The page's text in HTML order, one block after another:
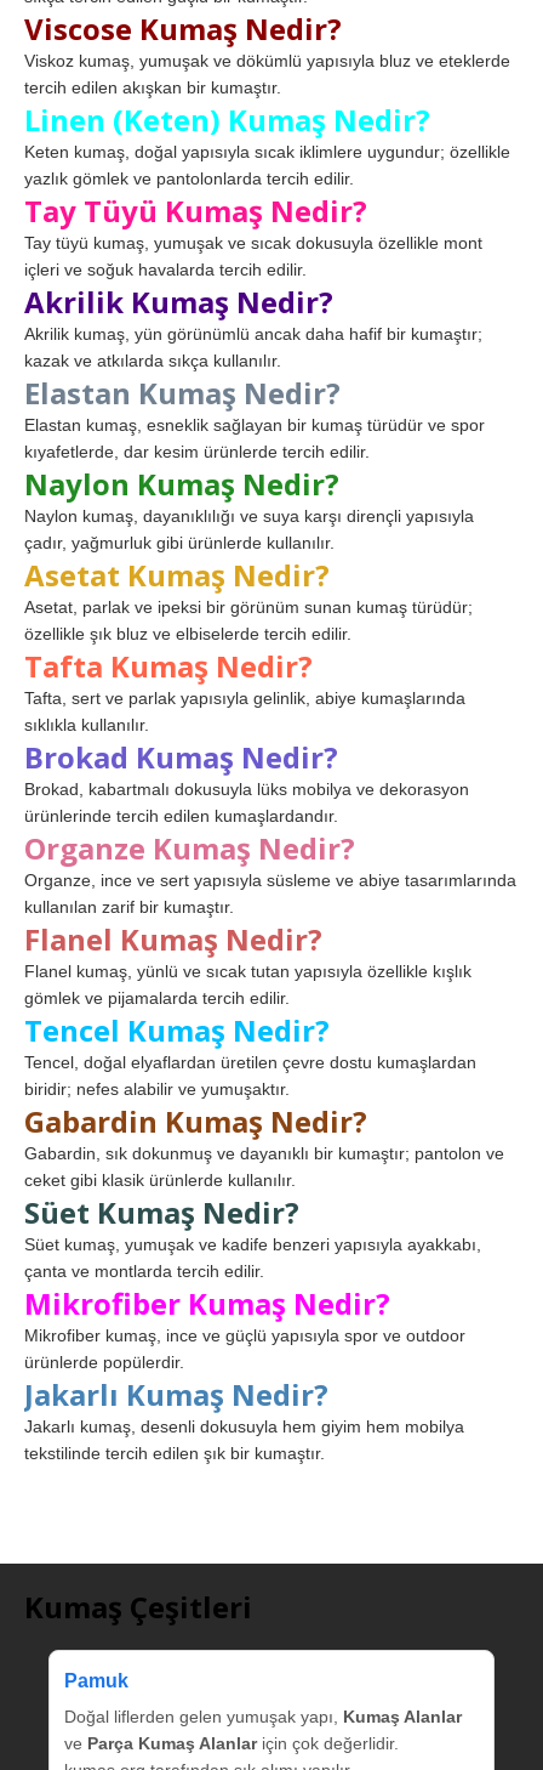
Viscose Kumaş Nedir?
Viskoz kumaş, yumuşak ve dökümlü yapısıyla bluz ve eteklerde
tercih edilen akışkan bir kumaştır.
Linen (Keten) Kumaş Nedir?
Keten kumaş, doğal yapısıyla sıcak iklimlere uygundur; özellikle
yazlık gömlek ve pantolonlarda tercih edilir.
Tay Tüyü Kumaş Nedir?
Tay tüyü kumaş, yumuşak ve sıcak dokusuyla özellikle mont
içleri ve soğuk havalarda tercih edilir.
Akrilik Kumaş Nedir?
Akrilik kumaş, yün görünümlü ancak daha hafif bir kumaştır;
kazak ve atkılarda sıkça kullanılır.
Elastan Kumaş Nedir?
Elastan kumaş, esneklik sağlayan bir kumaş türüdür ve spor
kıyafetlerde, dar kesim ürünlerde tercih edilir.
Naylon Kumaş Nedir?
Naylon kumaş, dayanıklılığı ve suya karşı dirençli yapısıyla
çadır, yağmurluk gibi ürünlerde kullanılır.
Asetat Kumaş Nedir?
Asetat, parlak ve ipeksi bir görünüm sunan kumaş türüdür;
özellikle şık bluz ve elbiselerde tercih edilir.
Tafta Kumaş Nedir?
Tafta, sert ve parlak yapısıyla gelinlik, abiye kumaşlarında
sıklıkla kullanılır.
Brokad Kumaş Nedir?
Brokad, kabartmalı dokusuyla lüks mobilya ve dekorasyon
ürünlerinde tercih edilen kumaşlardandır.
Organze Kumaş Nedir?
Organze, ince ve sert yapısıyla süsleme ve abiye tasarımlarında
kullanılan zarif bir kumaştır.
Flanel Kumaş Nedir?
Flanel kumaş, yünlü ve sıcak tutan yapısıyla özellikle kışlık
gömlek ve pijamalarda tercih edilir.
Tencel Kumaş Nedir?
Tencel, doğal elyaflardan üretilen çevre dostu kumaşlardan
biridir; nefes alabilir ve yumuşaktır.
Gabardin Kumaş Nedir?
Gabardin, sık dokunmuş ve dayanıklı bir kumaştır; pantolon ve
ceket gibi klasik ürünlerde kullanılır.
Süet Kumaş Nedir?
Süet kumaş, yumuşak ve kadife benzeri yapısıyla ayakkabı,
çanta ve montlarda tercih edilir.
Mikrofiber Kumaş Nedir?
Mikrofiber kumaş, ince ve güçlü yapısıyla spor ve outdoor
ürünlerde popülerdir.
Jakarlı Kumaş Nedir?
Jakarlı kumaş, desenli dokusuyla hem giyim hem mobilya
tekstilinde tercih edilen şık bir kumaştır.
Kumaş Çeşitleri
Pamuk
Doğal liflerden gelen yumuşak yapı, Kumaş Alanlar
ve Parça Kumaş Alanlariçin çok değerlidir.